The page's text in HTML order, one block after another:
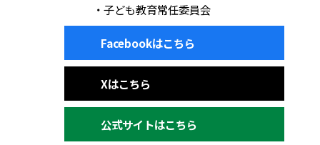
子ども教育常任委員会
Facebookはこちら
Xはこちら
公式サイトはこちら